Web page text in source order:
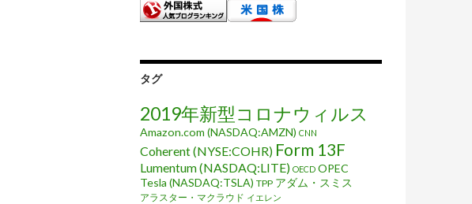
タグ
2019年新型コロナウィルス
Amazon.com (NASDAQ:AMZN) CNN
Coherent (NYSE:COHR) Form 13F
Lumentum (NASDAQ:LITE) OECD OPEC
Tesla (NASDAQ:TSLA) TPP アダム・スミス
アラスター・マクラウド イエレン